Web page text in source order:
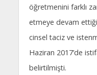
öğretmenini farklı
etmeye devam ettiği
cinsel taciz ve
Haziran 2017’de
belirtilmişti.